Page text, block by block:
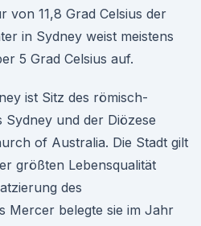
von 11,8 Grad Celsius der
in Sydney weist meistens
5 Grad Celsius auf.
ist Sitz des römisch-
und der Diözese
of Australia. Die Stadt gilt
größten Lebensqualität
des
Mercer belegte sie im Jahr